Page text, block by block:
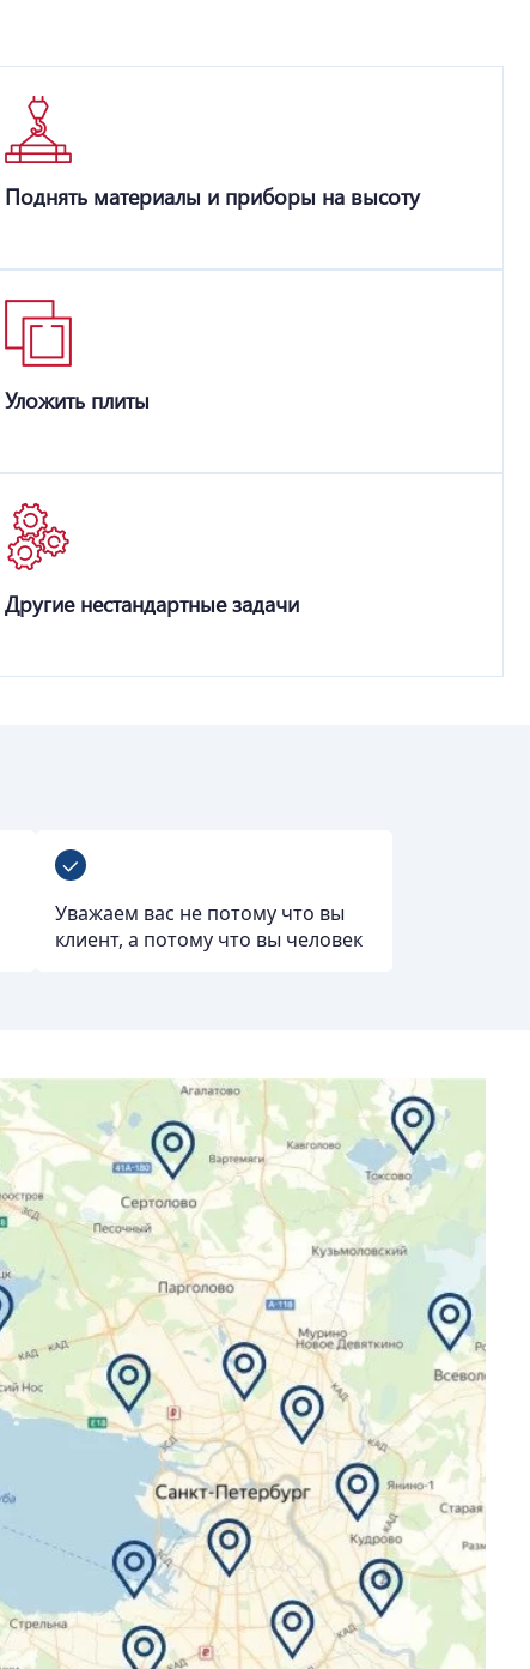
Поднять материалы и приборы на высоту
Уложить плиты
Другие нестандартные задачи
Уважаем вас не потому что вы
клиент, а потому что вы человек